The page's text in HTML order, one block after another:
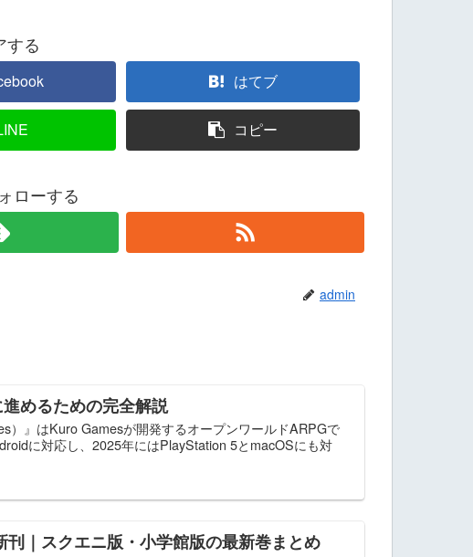
する
はてブ
コピー
ローする
admin
めるための完全解説
）』はKuro Gamesが開発するオープンワールドARPGで
に対応し、2025年にはPlayStation 5とmacOSにも対
｜スクエニ版・小学館版の最新巻まとめ